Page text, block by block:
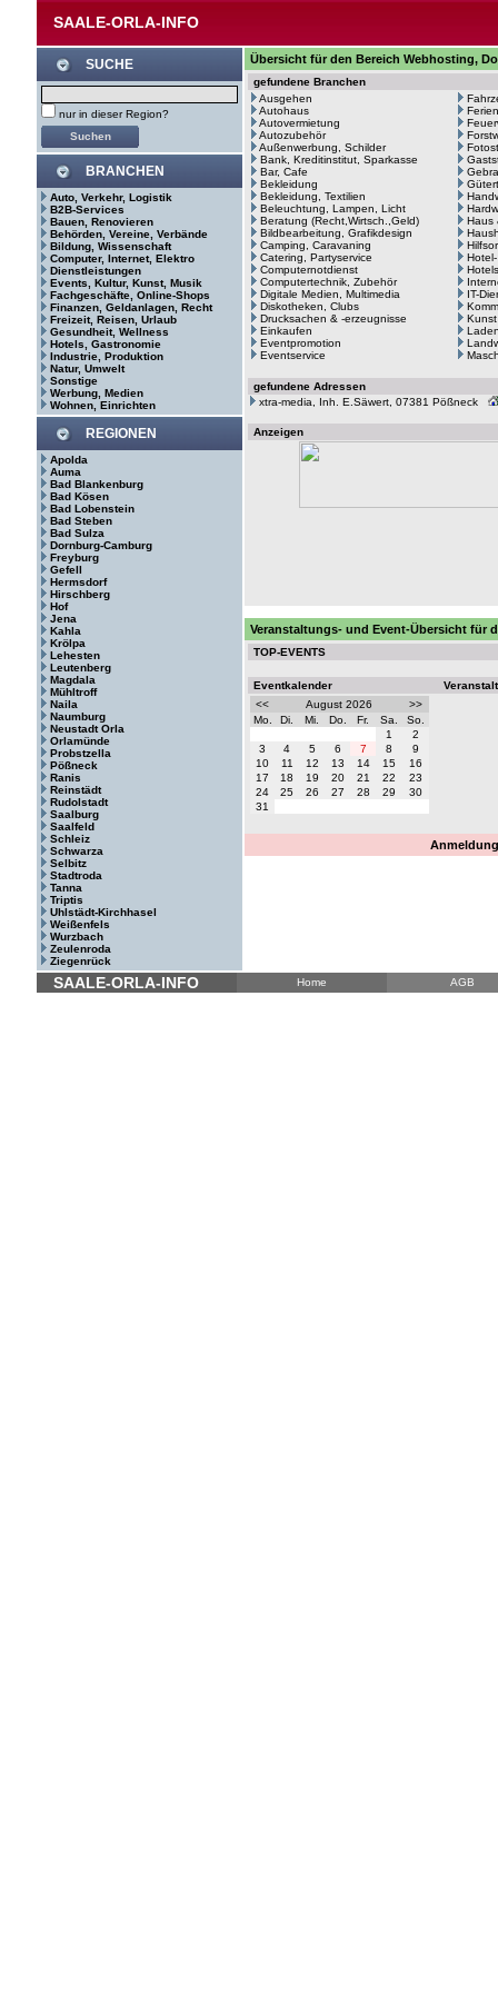
SAALE-ORLA-INFO
SUCHE
nur in dieser Region?
BRANCHEN
Auto, Verkehr, Logistik
B2B-Services
Bauen, Renovieren
Behörden, Vereine, Verbände
Bildung, Wissenschaft
Computer, Internet, Elektro
Dienstleistungen
Events, Kultur, Kunst, Musik
Fachgeschäfte, Online-Shops
Finanzen, Geldanlagen, Recht
Freizeit, Reisen, Urlaub
Gesundheit, Wellness
Hotels, Gastronomie
Industrie, Produktion
Natur, Umwelt
Sonstige
Werbung, Medien
Wohnen, Einrichten
REGIONEN
Apolda
Auma
Bad Blankenburg
Bad Kösen
Bad Lobenstein
Bad Steben
Bad Sulza
Dornburg-Camburg
Freyburg
Gefell
Hermsdorf
Hirschberg
Hof
Jena
Kahla
Krölpa
Lehesten
Leutenberg
Magdala
Mühltroff
Naila
Naumburg
Neustadt Orla
Orlamünde
Probstzella
Pößneck
Ranis
Reinstädt
Rudolstadt
Saalburg
Saalfeld
Schleiz
Schwarza
Selbitz
Stadtroda
Tanna
Triptis
Uhlstädt-Kirchhasel
Weißenfels
Wurzbach
Zeulenroda
Ziegenrück
Übersicht für den Bereich Webhosting,
gefundene Branchen
Ausgehen
Autohaus
Autovermietung
Autozubehör
Außenwerbung, Schilder
Bank, Kreditinstitut, Sparkasse
Bar, Cafe
Bekleidung
Bekleidung, Textilien
Beleuchtung, Lampen, Licht
Beratung (Recht,Wirtsch.,Geld)
Bildbearbeitung, Grafikdesign
Camping, Caravaning
Catering, Partyservice
Computernotdienst
Computertechnik, Zubehör
Digitale Medien, Multimedia
Diskotheken, Clubs
Drucksachen & -erzeugnisse
Einkaufen
Eventpromotion
Eventservice
Haus
IT-
Kunst
gefundene Adressen
xtra-media, Inh. E.Säwert, 07381 Pößneck
Anzeigen
Veranstaltungs- und Event-Übersicht für
TOP-EVENTS
Eventkalender
<<
August 2026
>>
Mo.
Di. Mi. Do. Fr. Sa.
So.
1
2
3
4 5 6 7 8
9
10
11 12 13 14 15
16
17
18 19 20 21 22
23
24
25 26 27 28 29
30
31
SAALE-ORLA-INFO Home AGB